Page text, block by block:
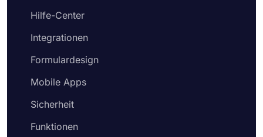
Hilfe-Center
Integrationen
Formulardesign
Mobile Apps
Sicherheit
Funktionen